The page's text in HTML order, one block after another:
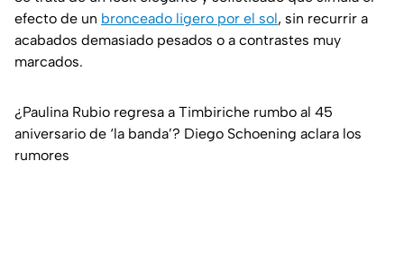
efecto de un bronceado ligero por el sol, sin recurrir a
acabados demasiado pesados o a contrastes muy
marcados.
¿Paulina Rubio regresa a Timbiriche rumbo al 45
aniversario de ‘la banda’? Diego Schoening aclara los
rumores